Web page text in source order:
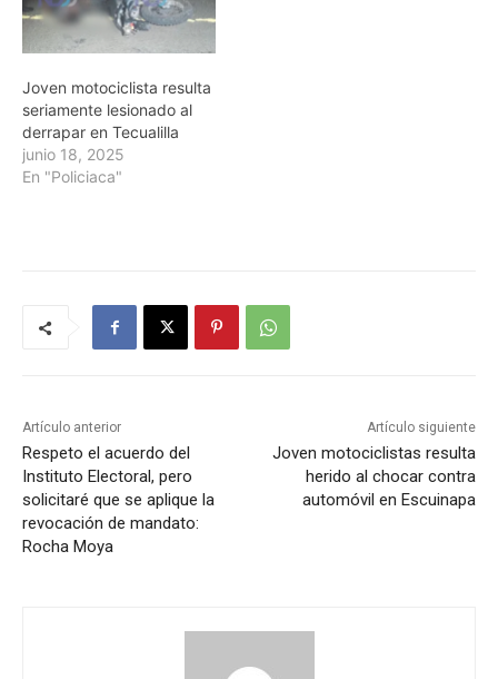
Joven motociclista resulta
seriamente lesionado al
derrapar en Tecualilla
junio 18, 2025
En "Policiaca"
Artículo anterior
Respeto el acuerdo del
Instituto Electoral, pero
solicitaré que se aplique la
revocación de mandato:
Rocha Moya
Artículo siguiente
Joven motociclistas resulta
herido al chocar contra
automóvil en Escuinapa